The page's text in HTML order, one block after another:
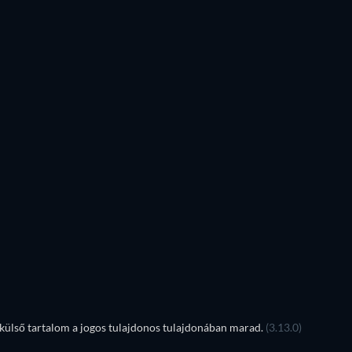
tartalom a jogos tulajdonos tulajdonában marad. (3.13.0)